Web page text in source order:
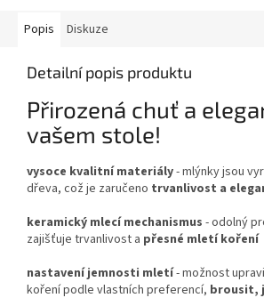
Popis Diskuze
Detailní popis produktu
Přirozená chuť a
vašem stole!
vysoce kvalitní materiály- mlýnky jsou
dřeva, což je zaručeno trvanlivost a
keramický mlecí mechanismus - odolný
zajišťuje trvanlivost a přesné mletí koření
nastavení jemnosti mletí- možnost
koření podle vlastních preferencí, brousit,